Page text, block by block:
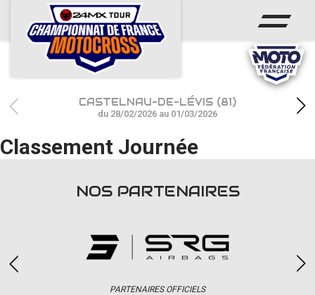
ACCUEIL
ACTUS
CALENDRIER
RÉSULTATS
PHOTOS / WEB TV
CASTELNAU-DE-LÉVIS (81)
du 28/02/2026 au 01/03/2026
Classement Journée
NOS PARTENAIRES
PARTENAIRES OFFICIELS